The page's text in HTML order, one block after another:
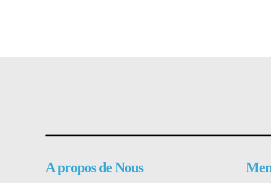
A propos de Nous